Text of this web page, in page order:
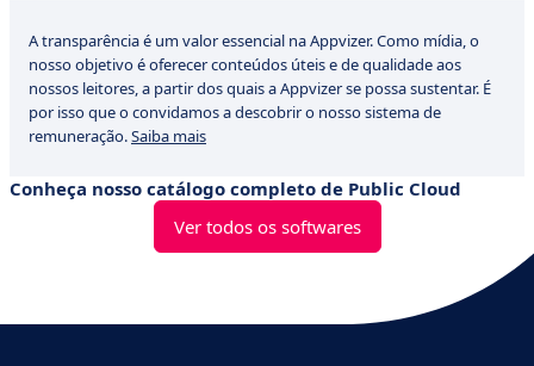
A transparência é um valor essencial na Appvizer. Como mídia, o
nosso objetivo é oferecer conteúdos úteis e de qualidade aos
nossos leitores, a partir dos quais a Appvizer se possa sustentar. É
por isso que o convidamos a descobrir o nosso sistema de
remuneração.Saiba mais
Conheça nosso catálogo completo de Public Cloud
Ver todos os softwares